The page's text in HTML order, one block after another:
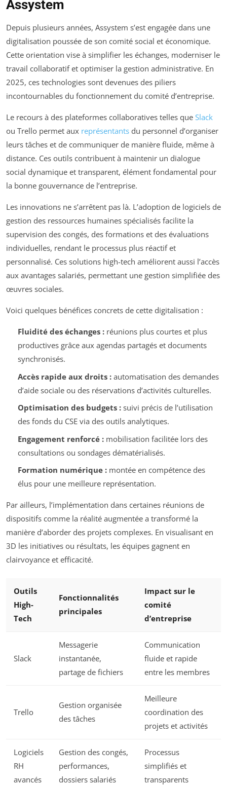
Assystem
Depuis plusieurs années, Assystem s’est engagée dans une
digitalisation poussée de son comité social et économique.
Cette orientation vise à simplifier les échanges, moderniser le
travail collaboratif et optimiser la gestion administrative. En
2025, ces technologies sont devenues des piliers
incontournables du fonctionnement du comité d’entreprise.
Le recours à des plateformes collaboratives telles que Slack
ou Trello permet aux représentants du personnel d’organiser
leurs tâches et de communiquer de manière fluide, même à
distance. Ces outils contribuent à maintenir un dialogue
social dynamique et transparent, élément fondamental pour
la bonne gouvernance de l’entreprise.
Les innovations ne s’arrêtent pas là. L’adoption de logiciels de
gestion des ressources humaines spécialisés facilite la
supervision des congés, des formations et des évaluations
individuelles, rendant le processus plus réactif et
personnalisé. Ces solutions high-tech améliorent aussi l’accès
aux avantages salariés, permettant une gestion simplifiée des
œuvres sociales.
Voici quelques bénéfices concrets de cette digitalisation :
Fluidité des échanges :réunions plus courtes et plus
productives grâce aux agendas partagés et documents
synchronisés.
Accès rapide aux droits :automatisation des demandes
d’aide sociale ou des réservations d’activités culturelles.
Optimisation des budgets :suivi précis de l’utilisation
des fonds du CSE via des outils analytiques.
Engagement renforcé :mobilisation facilitée lors des
consultations ou sondages dématérialisés.
Formation numérique :montée en compétence des
élus pour une meilleure représentation.
Par ailleurs, l’implémentation dans certaines réunions de
dispositifs comme la réalité augmentée a transformé la
manière d’aborder des projets complexes. En visualisant en
3D les initiatives ou résultats, les équipes gagnent en
clairvoyance et efficacité.
Outils
High-
Tech
Fonctionnalités
principales
Impact sur le
comité
d’entreprise
Slack
Messagerie
instantanée,
partage de fichiers
Communication
fluide et rapide
entre les membres
Trello
Gestion organisée
des tâches
Meilleure
coordination des
projets et activités
Logiciels
RH
avancés
Gestion des congés,
performances,
dossiers salariés
Processus
simplifiés et
transparents